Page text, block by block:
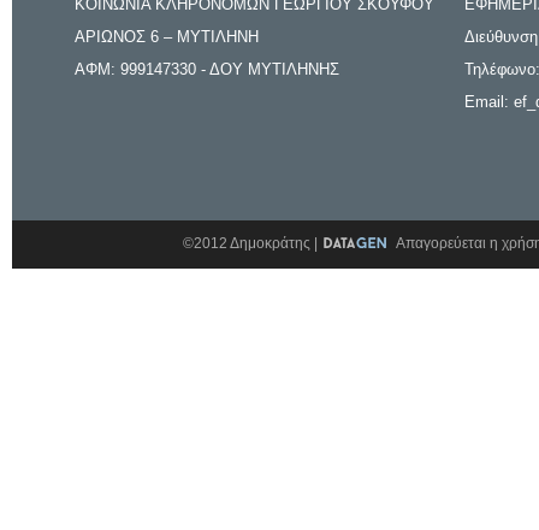
ΚΟΙΝΩΝΙΑ ΚΛΗΡΟΝΟΜΩΝ ΓΕΩΡΓΙΟΥ ΣΚΟΥΦΟΥ
ΑΡΙΩΝΟΣ 6 – ΜΥΤΙΛΗΝΗ
ΑΦΜ: 999147330 - ΔΟΥ ΜΥΤΙΛΗΝΗΣ
Email:
©2012 Δημοκράτης | Απαγορεύεται η